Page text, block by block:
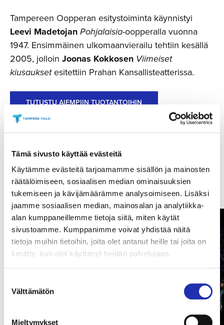
Tämä sivusto käyttää evästeitä
Käytämme evästeitä tarjoamamme sisällön ja mainosten
räätälöimiseen, sosiaalisen median ominaisuuksien
tukemiseen ja kävijämäärämme analysoimiseen. Lisäksi
jaamme sosiaalisen median, mainosalan ja analytiikka-
alan kumppaneillemme tietoja siitä, miten käytät
sivustoamme. Kumppanimme voivat yhdistää näitä
tietoja muihin tietoihin, joita olet antanut heille tai joita on
kerätty, kun olet käyttänyt heidän palvelujaan.
valinta
Välttämätön
Mieltymykset
Tampereen Oopperan esitystoiminta käynnistyi
Leevi MadetojanPohjalaisia-oopperalla vuonna
1947. Ensimmäinen ulkomaanvierailu tehtiin kesällä
2005, jolloin Joonas Kokkosen Viimeiset
kiusauksetesitettiin Prahan Kansallisteatterissa.
TUTUSTU AIEMPIIN TUOTANTOIHIN
Tampereen Oopperan kuoro